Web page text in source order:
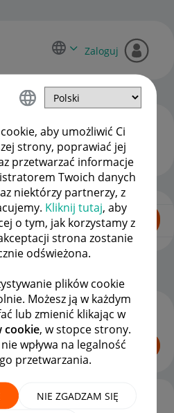
aby umożliwić Ci
strony, poprawiać jej
przetwarzać informacje
Twoich danych
niektórzy partnerzy, z
Kliknij tutaj, aby
o tym, jak korzystamy z
strona zostanie
odświeżona.
plików cookie
Możesz ją w każdym
lub zmienić klikając w
cookie, w stopce strony.
wpływa na legalność
przetwarzania.
NIE ZGADZAM SIĘ
Zaloguj
tematy związane z
Allegro.
TEMAT
się na